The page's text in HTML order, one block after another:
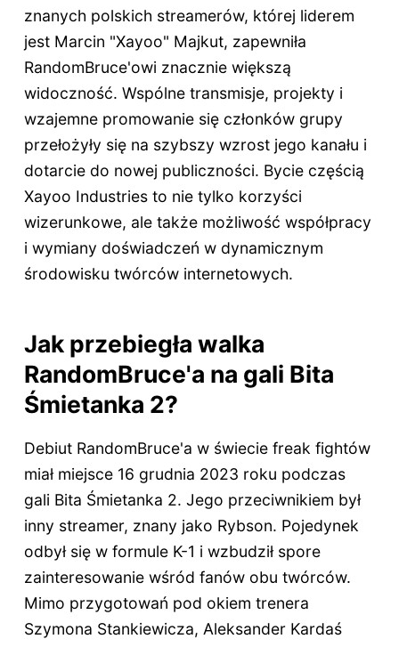
znanych polskich streamerów, której liderem
jest Marcin "Xayoo" Majkut, zapewniła
RandomBruce'owi znacznie większą
widoczność. Wspólne transmisje, projekty i
wzajemne promowanie się członków grupy
przełożyły się na szybszy wzrost jego kanału i
dotarcie do nowej publiczności. Bycie częścią
Xayoo Industries to nie tylko korzyści
wizerunkowe, ale także możliwość współpracy
i wymiany doświadczeń w dynamicznym
środowisku twórców internetowych.
Jak przebiegła walka
RandomBruce'a na gali Bita
Śmietanka 2?
Debiut RandomBruce'a w świecie freak fightów
miał miejsce 16 grudnia 2023 roku podczas
gali Bita Śmietanka 2. Jego przeciwnikiem był
inny streamer, znany jako Rybson. Pojedynek
odbył się w formule K-1 i wzbudził spore
zainteresowanie wśród fanów obu twórców.
Mimo przygotowań pod okiem trenera
Szymona Stankiewicza, Aleksander Kardaś